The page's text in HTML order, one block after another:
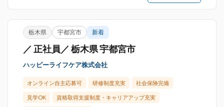
栃木県 宇都宮市 新着
／ 正社員／ 栃木県 宇都宮市
ハッピーライフケア株式会社
オンライン自主応募可 研修制度充実 社会保険完備
見学OK 資格取得支援制度・キャリアアップ充実